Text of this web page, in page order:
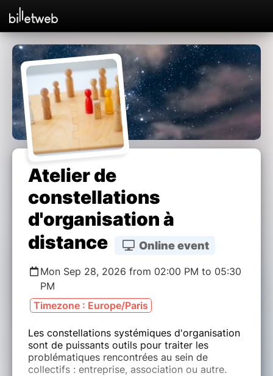
Atelier de
constellations
d'organisation à
distance
Online event
Mon Sep 28, 2026 from 02:00 PM to 05:30
PM
Timezone : Europe/Paris
Les constellations systémiques d'organisation
sont de puissants outils pour traiter les
problématiques rencontrées au sein de
collectifs : entreprise, association ou autre.